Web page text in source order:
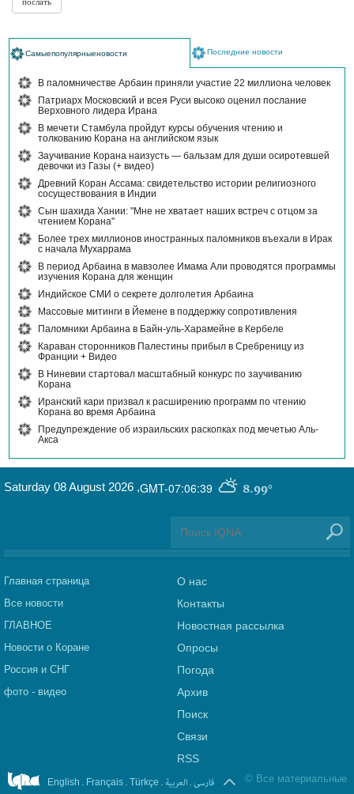
Самыепопулярныеновости Последние новости
В паломничестве Арбаин приняли участие 22 миллиона человек
Патриарх Московский и всея Руси высоко оценил послание
Верховного лидера Ирана
В мечети Стамбула пройдут курсы обучения чтению и
толкованию Корана на английском язык
Заучивание Корана наизусть — бальзам для души осиротевшей
девочки из Газы (+ видео)
Древний Коран Ассама: свидетельство истории религиозного
сосуществования в Индии
Сын шахида Хании: "Мне не хватает наших встреч с отцом за
чтением Корана"
Более трех миллионов иностранных паломников въехали в Ирак
с начала Мухаррама
В период Арбаина в мавзолее Имама Али проводятся программы
изучения Корана для женщин
Индийское СМИ о секрете долголетия Арбаина
Массовые митинги в Йемене в поддержку сопротивления
Паломники Арбаина в Байн-уль-Харамейне в Кербеле
Караван сторонников Палестины прибыл в Сребреницу из
Франции + Видео
В Ниневии стартовал масштабный конкурс по заучиванию
Корана
Иранский кари призвал к расширению программ по чтению
Корана во время Арбаина
Предупреждение об израильских раскопках под мечетью Аль-
Акса
GMT-07:06:39 8.99°
Saturday 08 August 2026 ,
Главная страница
Все новости
ГЛАВНОЕ
Новости о Коране
Россия и СНГ
фото - видео
О нас
Контакты
Новостная рассылка
Опросы
Погода
Архив
Поиск
Связи
RSS
English Français Türkçe العربیة فارسی © Все материальные